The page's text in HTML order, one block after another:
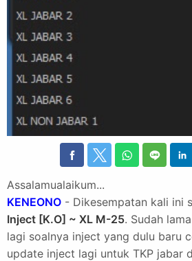
Assalamualaikum...
KENEONO - Dikesempatan kali ini
Inject [K.O] ~ XL M-25. Sudah
lagi soalnya inject yang dulu baru
update inject lagi untuk TKP jabar